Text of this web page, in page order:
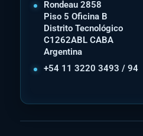
Rondeau 2858
Piso 5 Oficina B
Distrito Tecnológico
C1262ABL CABA
Argentina
+54 11 3220 3493 / 94